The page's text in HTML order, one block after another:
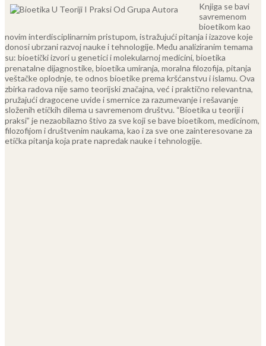
Knjiga se bavi
savremenom
bioetikom kao
novim interdisciplinarnim pristupom, istražujući pitanja i izazove koje
donosi ubrzani razvoj nauke i tehnologije. Među analiziranim temama
su: bioetički izvori u genetici i molekularnoj medicini, bioetika
prenatalne dijagnostike, bioetika umiranja, moralna filozofija, pitanja
veštačke oplodnje, te odnos bioetike prema kršćanstvu i islamu. Ova
zbirka radova nije samo teorijski značajna, već i praktično relevantna,
pružajući dragocene uvide i smernice za razumevanje i rešavanje
složenih etičkih dilema u savremenom društvu. “Bioetika u teoriji i
praksi” je nezaobilazno štivo za sve koji se bave bioetikom, medicinom,
filozofijom i društvenim naukama, kao i za sve one zainteresovane za
etička pitanja koja prate napredak nauke i tehnologije.